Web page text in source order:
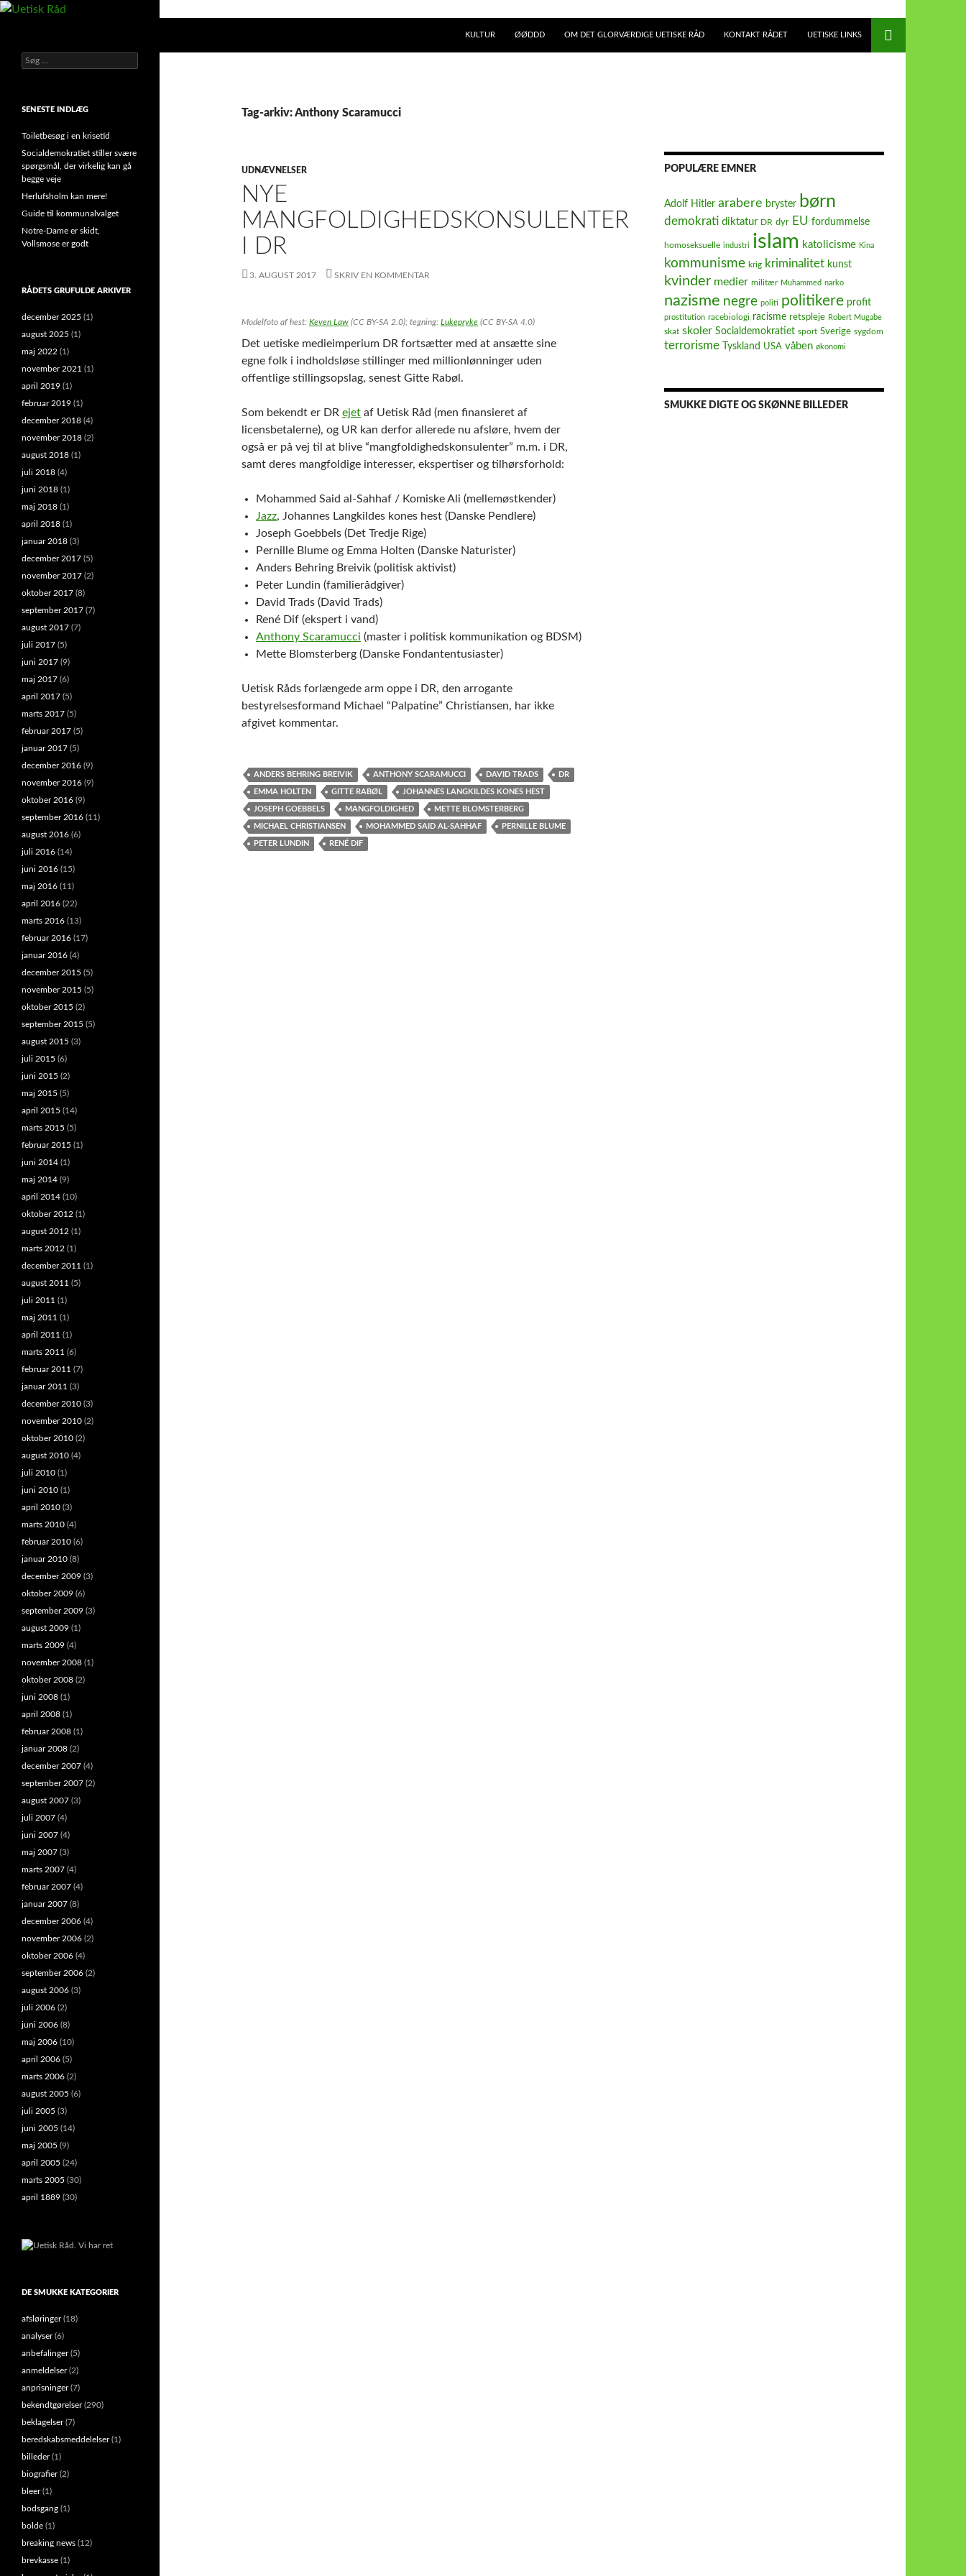
Hop
KULTUR ØØDDD OM DET GLORVÆRDIGE UETISKE RÅD KONTAKT RÅDET UETISKE LINKS
Tag-arkiv: Anthony Scaramucci
UDNÆVNELSER
NYE
MANGFOLDIGHEDSKONSULENTER
I DR
3. AUGUST 2017 SKRIV EN KOMMENTAR
Modelfoto af hest: Keven Law (CC BY-SA 2.0); tegning: Lukepryke (CC BY-SA 4.0)
Det uetiske medieimperium DR fortsætter med at ansætte sine
egne folk i indholdsløse stillinger med millionlønninger uden
offentlige stillingsopslag, senest Gitte Rabøl.
Som bekendt er DR ejet af Uetisk Råd (men finansieret af
licensbetalerne), og UR kan derfor allerede nu afsløre, hvem der
også er på vej til at blive “mangfoldighedskonsulenter” m.m. i DR,
samt deres mangfoldige interesser, ekspertiser og tilhørsforhold:
Mohammed Said al-Sahhaf / Komiske Ali (mellemøstkender)
Jazz, Johannes Langkildes kones hest (Danske Pendlere)
Joseph Goebbels (Det Tredje Rige)
Pernille Blume og Emma Holten (Danske Naturister)
Anders Behring Breivik (politisk aktivist)
Peter Lundin (familierådgiver)
David Trads (David Trads)
René Dif (ekspert i vand)
Anthony Scaramucci (master i politisk kommunikation og BDSM)
Mette Blomsterberg (Danske Fondantentusiaster)
Uetisk Råds forlængede arm oppe i DR, den arrogante
bestyrelsesformand Michael “Palpatine” Christiansen, har ikke
afgivet kommentar.
ANDERS BEHRING BREIVIK ANTHONY SCARAMUCCI DAVID TRADS DR
EMMA HOLTEN GITTE RABØL JOHANNES LANGKILDES KONES HEST
JOSEPH GOEBBELS MANGFOLDIGHED METTE BLOMSTERBERG
MICHAEL CHRISTIANSEN MOHAMMED SAID AL-SAHHAF PERNILLE BLUME
PETER LUNDIN RENÉ DIF
POPULÆRE EMNER
Adolf Hitler arabere bryster børn
demokrati diktatur DR dyr EU fordummelse
homoseksuelle industri islam katolicisme Kina
kommunisme krig kriminalitet kunst
kvinder medier militær Muhammed narko
nazisme negre politi politikere profit
prostitution racebiologi racisme retspleje Robert Mugabe
skat skoler Socialdemokratiet sport Sverige sygdom
terrorisme Tyskland USA våben økonomi
SMUKKE DIGTE OG SKØNNE BILLEDER
din stemme i et sygt, sygt samfund!
Søg
efter:
SENESTE INDLÆG
Toiletbesøg i en krisetid
Socialdemokratiet stiller svære
spørgsmål, der virkelig kan gå
begge veje
Herlufsholm kan mere!
Guide til kommunalvalget
Notre-Dame er skidt,
Vollsmose er godt
RÅDETS GRUFULDE ARKIVER
december 2025 (1)
august 2025 (1)
maj 2022 (1)
november 2021 (1)
april 2019 (1)
februar 2019 (1)
december 2018 (4)
november 2018 (2)
august 2018 (1)
juli 2018 (4)
juni 2018 (1)
maj 2018 (1)
april 2018 (1)
januar 2018 (3)
december 2017 (5)
november 2017 (2)
oktober 2017 (8)
september 2017 (7)
august 2017 (7)
juli 2017 (5)
juni 2017 (9)
maj 2017 (6)
april 2017 (5)
marts 2017 (5)
februar 2017 (5)
januar 2017 (5)
december 2016 (9)
november 2016 (9)
oktober 2016 (9)
september 2016 (11)
august 2016 (6)
juli 2016 (14)
juni 2016 (15)
maj 2016 (11)
april 2016 (22)
marts 2016 (13)
februar 2016 (17)
januar 2016 (4)
december 2015 (5)
november 2015 (5)
oktober 2015 (2)
september 2015 (5)
august 2015 (3)
juli 2015 (6)
juni 2015 (2)
maj 2015 (5)
april 2015 (14)
marts 2015 (5)
februar 2015 (1)
juni 2014 (1)
maj 2014 (9)
april 2014 (10)
oktober 2012 (1)
august 2012 (1)
marts 2012 (1)
december 2011 (1)
august 2011 (5)
juli 2011 (1)
maj 2011 (1)
april 2011 (1)
marts 2011 (6)
februar 2011 (7)
januar 2011 (3)
december 2010 (3)
november 2010 (2)
oktober 2010 (2)
august 2010 (4)
juli 2010 (1)
juni 2010 (1)
april 2010 (3)
marts 2010 (4)
februar 2010 (6)
januar 2010 (8)
december 2009 (3)
oktober 2009 (6)
september 2009 (3)
august 2009 (1)
marts 2009 (4)
november 2008 (1)
oktober 2008 (2)
juni 2008 (1)
april 2008 (1)
februar 2008 (1)
januar 2008 (2)
december 2007 (4)
september 2007 (2)
august 2007 (3)
juli 2007 (4)
juni 2007 (4)
maj 2007 (3)
marts 2007 (4)
februar 2007 (4)
januar 2007 (8)
december 2006 (4)
november 2006 (2)
oktober 2006 (4)
september 2006 (2)
august 2006 (3)
juli 2006 (2)
juni 2006 (8)
maj 2006 (10)
april 2006 (5)
marts 2006 (2)
august 2005 (6)
juli 2005 (3)
juni 2005 (14)
maj 2005 (9)
april 2005 (24)
marts 2005 (30)
april 1889 (30)
DE SMUKKE KATEGORIER
afsløringer(18)
analyser(6)
anbefalinger(5)
anmeldelser(2)
anprisninger(7)
bekendtgørelser(290)
beklagelser(7)
beredskabsmeddelelser(1)
billeder(1)
biografier(2)
bleer(1)
bodsgang (1)
bolde (1)
breaking news (12)
brevkasse (1)